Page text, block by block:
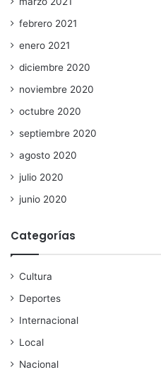
febrero 2021
enero 2021
diciembre 2020
noviembre 2020
octubre 2020
septiembre 2020
agosto 2020
julio 2020
junio 2020
Categorías
Cultura
Deportes
Internacional
Local
Nacional